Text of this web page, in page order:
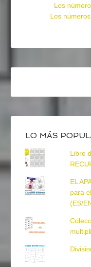
Los
Los
LO MÁS
Libro
EL
para
(ES/